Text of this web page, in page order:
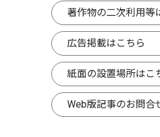
著作物の二次利用等
広告掲載はこちら
紙面の設置場所はこ
Web版記事のお問合